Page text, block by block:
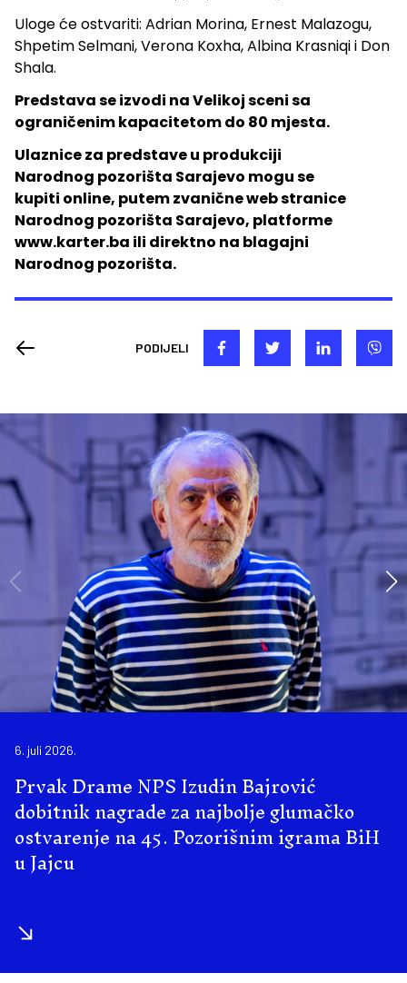
Uloge će ostvariti: Adrian Morina, Ernest Malazogu,
Shpetim Selmani, Verona Koxha, Albina Krasniqi i Don
Shala.
Predstava se izvodi na Velikoj sceni sa
ograničenim kapacitetom do 80 mjesta.
Ulaznice za predstave u produkciji
Narodnog pozorišta Sarajevo mogu se
kupiti online, putem zvanične web stranice
Narodnog pozorišta Sarajevo, platforme
www.karter.ba ili direktno na blagajni
Narodnog pozorišta.
PODIJELI
6. juli 2026.
Prvak Drame NPS Izudin Bajrović
dobitnik nagrade za najbolje glumačko
ostvarenje na 45. Pozorišnim igrama BiH
u Jajcu